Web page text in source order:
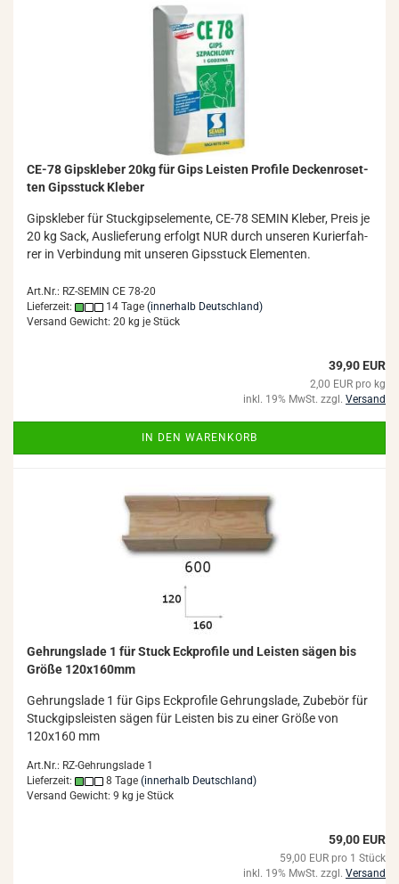
CE-78 Gips­kle­ber 20kg für Gips Leis­ten Pro­fi­le De­cken­ro­set­
ten Gips­stuck Kle­ber
Gips­kle­ber für Stuck­gips­ele­men­te, CE-78 SEMIN Kle­ber, Preis je
20 kg Sack, Aus­lie­fe­rung er­folgt NUR durch un­se­ren Ku­rier­fah­
rer in Ver­bin­dung mit un­se­ren Gips­stuck Ele­men­ten.
Art.Nr.: RZ-SEMIN CE 78-20
Lieferzeit:
14 Tage (innerhalb Deutschland)
Versand Gewicht: 20 kg je Stück
39,90 EUR
2,00 EUR pro kg
inkl. 19% MwSt. zzgl. Versand
IN DEN WARENKORB
Geh­rungs­la­de 1 für Stuck Eck­pro­fi­le und Leis­ten sägen bis
Größe 120x160mm
Geh­rungs­la­de 1 für Gips Eck­pro­fi­le Geh­rungs­la­de, Zu­be­bör für
Stuck­gips­leis­ten sägen für Leis­ten bis zu einer Größe von
120x160 mm
Art.Nr.: RZ-Gehrungslade 1
Lieferzeit:
8 Tage (innerhalb Deutschland)
Versand Gewicht: 9 kg je Stück
59,00 EUR
59,00 EUR pro 1 Stück
inkl. 19% MwSt. zzgl. Versand